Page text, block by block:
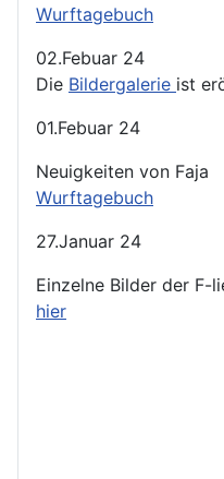
Wurftagebuch
02.Febuar 24
Die Bildergalerie ist
01.Febuar 24
Neuigkeiten von Faja
Wurftagebuch
27.Januar 24
Einzelne Bilder der F-
hier